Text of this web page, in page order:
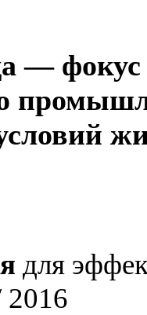
— фокус
для
2016